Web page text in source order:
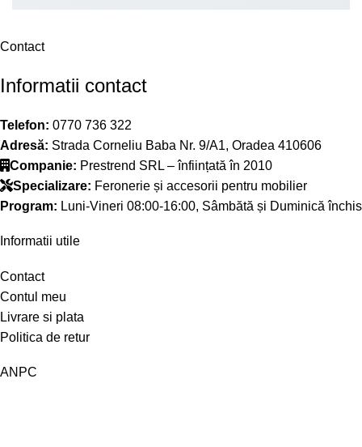
Contact
Informatii contact
Telefon: 0770 736 322
Adresă: Strada Corneliu Baba Nr. 9/A1, Oradea 410606
Companie: Prestrend SRL – înființată în 2010
Specializare: Feronerie și accesorii pentru mobilier
Program: Luni-Vineri 08:00-16:00, Sâmbătă și Duminică închis
Informatii utile
Contact
Contul meu
Livrare si plata
Politica de retur
ANPC